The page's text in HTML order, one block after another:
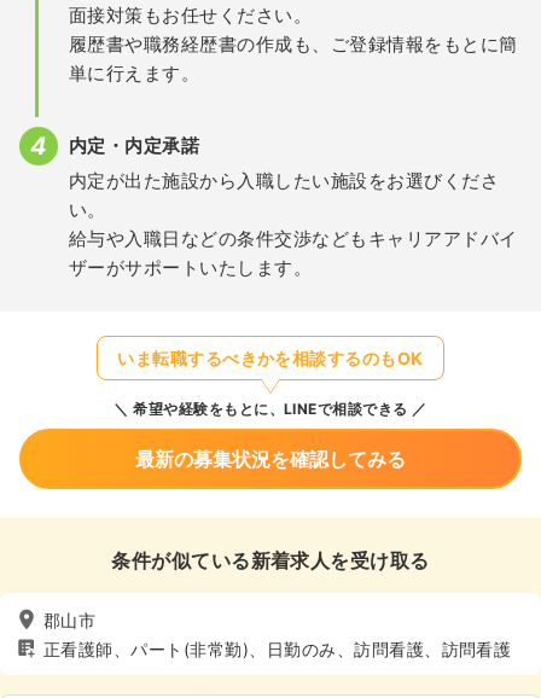
面接対策もお任せください。
履歴書や職務経歴書の作成も、ご登録情報をもとに簡
単に行えます。
内定・内定承諾
内定が出た施設から入職したい施設をお選びくださ
い。
給与や入職日などの条件交渉などもキャリアアドバイ
ザーがサポートいたします。
いま転職するべきかを相談するのもOK
希望や経験をもとに、LINEで相談できる
最新の募集状況を確認してみる
条件が似ている新着求人を受け取る
郡山市
正看護師、パート(非常勤)、日勤のみ、訪問看護、訪問看護